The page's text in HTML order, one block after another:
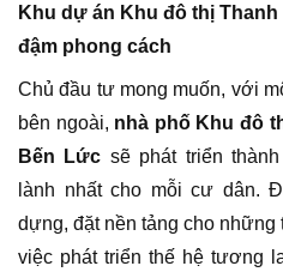
Khu dự án Khu đô thị
đậm phong cách
Chủ đầu tư mong muốn, với
bên ngoài, nhà phố Khu đô
Bến Lức sẽ phát triển
lành nhất cho mỗi cư dân.
dựng, đặt nền tảng cho
việc phát triển thế hệ tương